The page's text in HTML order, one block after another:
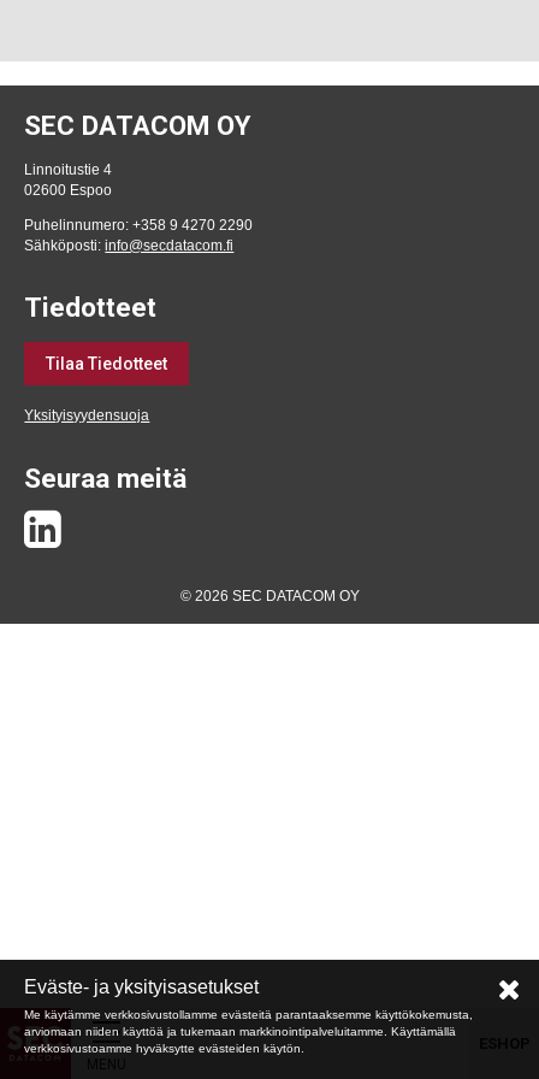
SEC DATACOM OY
Linnoitustie 4
02600 Espoo
Puhelinnumero: +358 9 4270 2290
Sähköposti:info@secdatacom.fi
Tiedotteet
Tilaa Tiedotteet
Yksityisyydensuoja
Seuraa meitä
© 2026 SEC DATACOM OY
Eväste- ja yksityisasetukset
Me käytämme verkkosivustollamme evästeitä parantaaksemme käyttökokemusta,
arviomaan niiden käyttöä ja tukemaan markkinointipalveluitamme. Käyttämällä
verkkosivustoamme hyväksytte evästeiden käytön.